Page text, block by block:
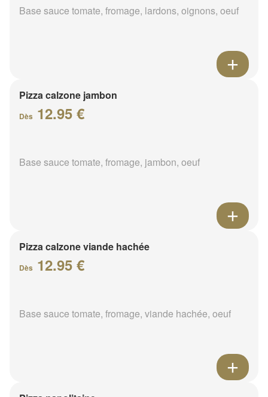
Base sauce tomate, fromage, lardons, oignons, oeuf
Pizza calzone jambon
Dès 12.95 €
Base sauce tomate, fromage, jambon, oeuf
Pizza calzone viande hachée
Dès 12.95 €
Base sauce tomate, fromage, viande hachée, oeuf